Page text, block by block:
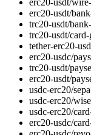
erc20-usdt/
trc20-usdt/
trc20-usdt/card-
tether-erc20-
erc20-usdc/
trc20-usdt/
erc20-usdt/
usdc-erc20/
usdc-erc20/
usdc-erc20/
erc20-usdc/